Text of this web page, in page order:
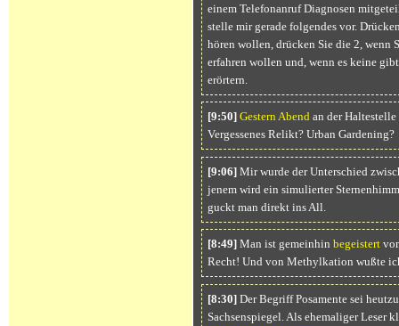
einem Telefonanruf Diagnosen
stelle mir gerade folgendes vor.
hören wollen, drücken Sie die 2, wenn
erfahren wollen und, wenn es keine
erörtern.
[9:50] Gestern Abend an der
Vergessenes Relikt? Urban Gardening?
[9:06]Mir wurde der Unterschied
jenem wird ein simulierter
guckt man direkt ins All.
[8:49]Man ist gemeinhin begeistert
Recht! Und von Methylkation wußte
[8:30]Der Begriff Posamente sei
Sachsenspiegel. Als ehemaliger Leser